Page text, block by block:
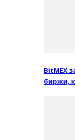
BitMEX
биржи,